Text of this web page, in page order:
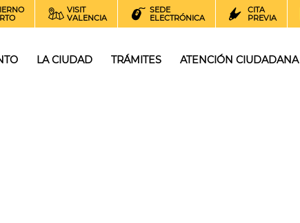
VISIT
VALENCIA
SEDE
ELECTRÓNICA
CITA
PREVIA
LA CIUDAD TRÁMITES ATENCIÓN CIUDADANA